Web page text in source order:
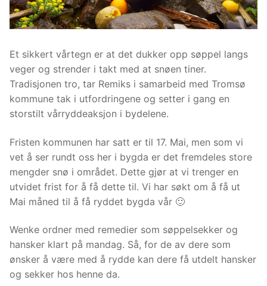
Et sikkert vårtegn er at det dukker opp søppel langs
veger og strender i takt med at snøen tiner.
Tradisjonen tro, tar Remiks i samarbeid med Tromsø
kommune tak i utfordringene og setter i gang en
storstilt vårryddeaksjon i bydelene.
Fristen kommunen har satt er til 17. Mai, men som vi
vet å ser rundt oss her i bygda er det fremdeles store
mengder snø i området. Dette gjør at vi trenger en
utvidet frist for å få dette til. Vi har søkt om å få ut
Mai måned til å få ryddet bygda vår 🙂
Wenke ordner med remedier som søppelsekker og
hansker klart på mandag. Så, for de av dere som
ønsker å være med å rydde kan dere få utdelt hansker
og sekker hos henne da.